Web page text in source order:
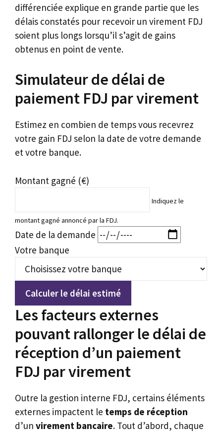
différenciée explique en grande partie que les
délais constatés pour recevoir un virement FDJ
soient plus longs lorsqu’il s’agit de gains
obtenus en point de vente.
Simulateur de délai de
paiement FDJ par virement
Estimez en combien de temps vous recevrez
votre gain FDJ selon la date de votre demande
et votre banque.
Montant gagné (€)
Indiquez le
montant gagné annoncé par la FDJ.
Date de la demande
Votre banque
Calculer le délai estimé
Les facteurs externes
pouvant rallonger le délai de
réception d’un paiement
FDJ par virement
Outre la gestion interne FDJ, certains éléments
externes impactent le temps de réception
d’un virement bancaire. Tout d’abord, chaque